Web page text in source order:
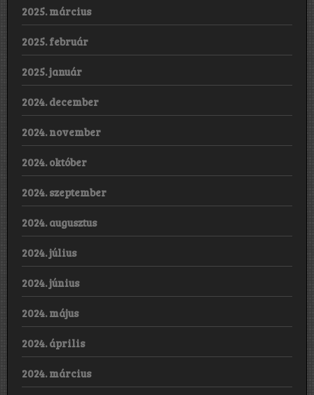
2025. március
2025. február
2025. január
2024. december
2024. november
2024. október
2024. szeptember
2024. augusztus
2024. július
2024. június
2024. május
2024. április
2024. március